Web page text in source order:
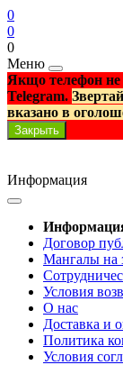
0
0
0
Меню
Якщо телефон не
Telegram.
вказано в
Закрыть
Информация
Договор
Мангалы на
Условия
О нас
Доставка и
Политика
Условия